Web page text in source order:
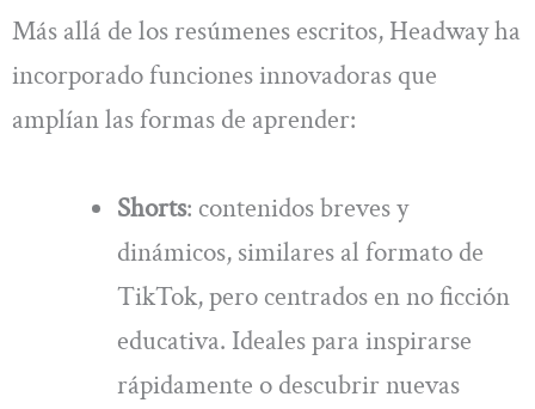
Más allá de los resúmenes escritos, Headway ha
incorporado funciones innovadoras que
amplían las formas de aprender:
Shorts: contenidos breves y
dinámicos, similares al formato de
TikTok, pero centrados en no ficción
educativa. Ideales para inspirarse
rápidamente o descubrir nuevas